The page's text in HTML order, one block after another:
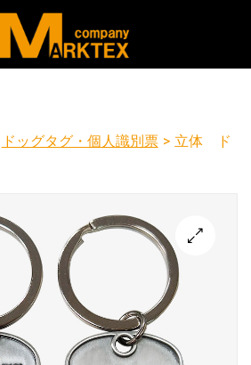
ドッグタグ・個人識別票 > 立体 ド